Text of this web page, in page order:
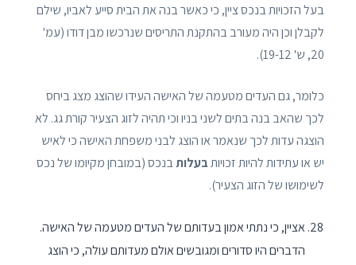
בעל הזכויות בנכס ציין, כי כאשר בנה את הבית סייע לאביו, שילם
לקבלן וכן היה מעורב בהתקנת התריסים שנרכשו מבן דודו (עמ'
20, ש' 19-12).
כלומר, גם העדים מטעמה של האישה העידו שהוצג מצג ביחס
לכך שהאב בנה בתים לשני בניו וכי תהיה לזוג הצעיר קורת גג. לא
הוצגה עדות לכך שנאמר או הוצג לבני משפחת האישה כי לאיש
יש או עתידות להיות זכויותבעלותבנכס (במובחן מקיומו של נכס
לשימושו של הזוג הצעיר).
אציין, כי נתתי אמון בעדותם של העדים מטעמה של האישה.
הדברים היו סדורים ומגובשים אולם מעדותם עולה, כי הוצג